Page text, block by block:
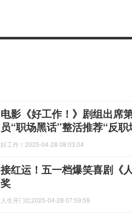
电影《好工作！》剧组出席
员“职场黑话”整活推荐“反
好工作！ 2025-04-28 08:03:04
接红运！五一档爆笑喜剧《
奖
人生开门红2025-04-28 07:59:59